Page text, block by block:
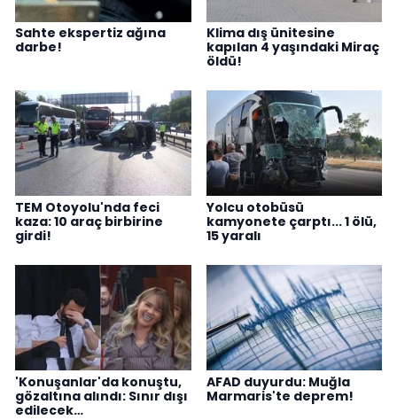
Sahte ekspertiz ağına
darbe!
Klima dış ünitesine
kapılan 4 yaşındaki Miraç
öldü!
TEM Otoyolu'nda feci
kaza: 10 araç birbirine
girdi!
Yolcu otobüsü
kamyonete çarptı... 1 ölü,
15 yaralı
'Konuşanlar'da konuştu,
gözaltına alındı: Sınır dışı
edilecek…
AFAD duyurdu: Muğla
Marmaris'te deprem!